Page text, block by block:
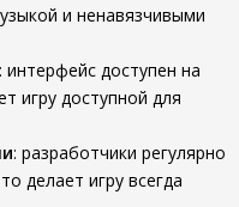
и ненавязчивыми
: интерфейс доступен на
игру доступной для
: разработчики регулярно
делает игру всегда